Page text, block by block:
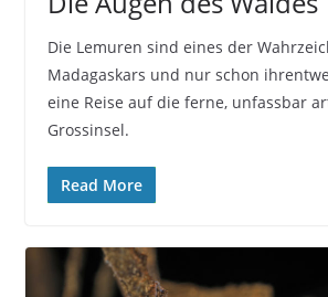
Die Lemuren sind eines der
Madagaskars und nur schon
eine Reise auf die ferne, unfassbar
Grossinsel.
Read More